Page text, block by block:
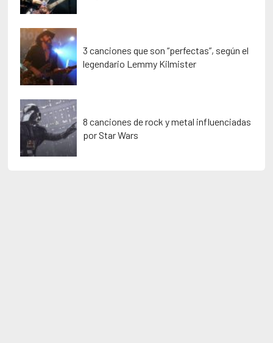
3 canciones que son “perfectas”, según el
legendario Lemmy Kilmister
8 canciones de rock y metal influenciadas
por Star Wars